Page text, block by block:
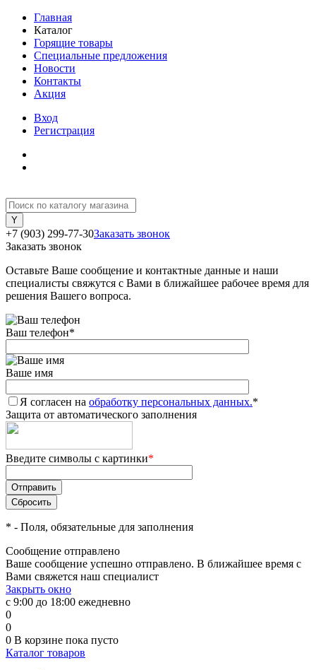
Главная
Каталог
Горящие товары
Специальные предложения
Новости
Контакты
Акция
Вход
Регистрация
+7 (903) 299-77-30Заказать звонок
Заказать звонок
Оставьте Ваше сообщение и контактные данные и наши
специалисты свяжутся с Вами в ближайшее рабочее время для
решения Вашего вопроса.
Ваш телефон*
Ваше имя
Я согласен на обработку персональных данных.*
Защита от автоматического заполнения
Введите символы с картинки*
* - Поля, обязательные для заполнения
Сообщение отправлено
Ваше сообщение успешно отправлено. В ближайшее время с
Вами свяжется наш специалист
Закрыть окно
с 9:00 до 18:00 ежедневно
0
0
0 В корзине пока пусто
Каталог товаров